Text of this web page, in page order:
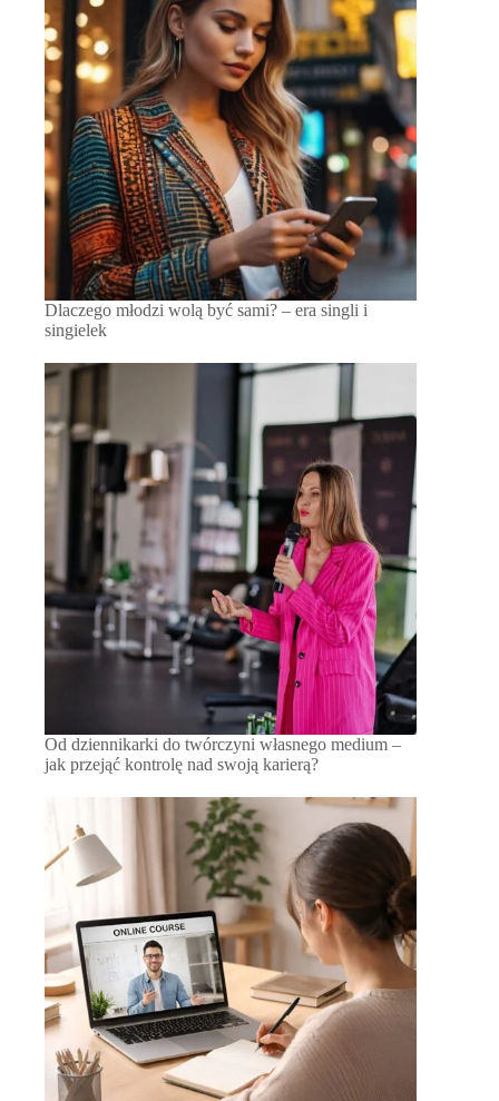
Dlaczego młodzi wolą być sami? – era singli i
singielek
Od dziennikarki do twórczyni własnego medium –
jak przejąć kontrolę nad swoją karierą?